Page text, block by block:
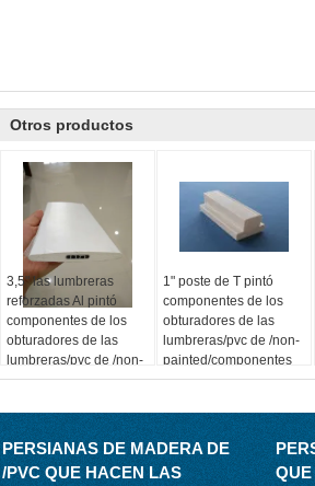
Otros productos
3,5" las lumbreras
reforzadas Al pintó
componentes de los
obturadores de las
lumbreras/pvc de /non-
painted/componentes
la plantación
1" poste de T pintó
componentes de los
obturadores de las
lumbreras/pvc de /non-
painted/componentes
de los obturadores de
PERSIANAS DE MADERA DE
/PVC QUE HACEN LAS